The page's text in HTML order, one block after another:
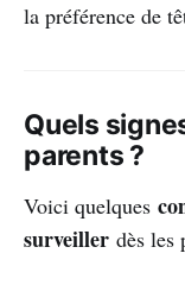
la préférence de
Quels
parents ?
Voici quelques
surveiller dès les